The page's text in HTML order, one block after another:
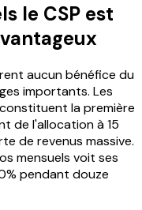
le CSP est
aucun bénéfice du
importants. Les
constituent la première
de l'allocation à 15
de revenus massive.
mensuels voit ses
pendant douze